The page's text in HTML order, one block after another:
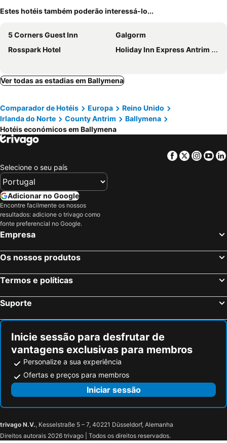
Estes hotéis também poderão interessá-lo...
5 Corners Guest Inn
Galgorm
Rosspark Hotel
Holiday Inn Express Antrim - M2, Jct.1 By Ihg
Ver todas as estadias em Ballymena
Comparador de Hotéis Europa
Reino Unido
Irlanda do Norte
County Antrim
Ballymena
Hotéis económicos em Ballymena
Facebook
Twitter
Selecione o seu país
Adicionar no Google
Encontre facilmente os nossos
resultados: adicione o trivago como
fonte preferencial no Google.
Empresa
Os nossos produtos
Termos e políticas
Suporte
Inicie sessão para desfrutar de
vantagens exclusivas para membros
Personalize a sua experiência
Ofertas e preços para membros
Iniciar sessão
trivago N.V., Kesselstraße 5 – 7, 40221 Düsseldorf, Alemanha
Direitos autorais 2026 trivago | Todos os direitos reservados.